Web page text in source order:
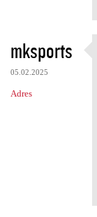
mksports
05.02.2025
Adres